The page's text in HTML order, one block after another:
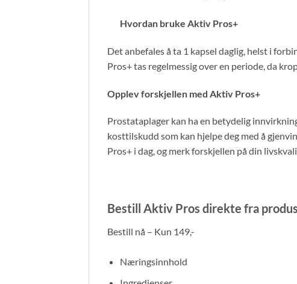
Hvordan bruke Aktiv Pros+
Det anbefales å ta 1 kapsel daglig, helst i
Pros+ tas regelmessig over en periode, da
Opplev forskjellen med Aktiv Pros+
Prostataplager kan ha en betydelig
kosttilskudd som kan hjelpe deg med å
Pros+ i dag, og merk forskjellen på din
Bestill Aktiv Pros direkte fra
Bestill nå – Kun 149,-
Næringsinnhold